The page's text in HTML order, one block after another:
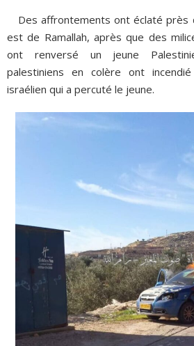
Des affrontements ont éclaté près
est de Ramallah, après que des
ont renversé un jeune
palestiniens en colère ont
israélien qui a percuté le jeune.